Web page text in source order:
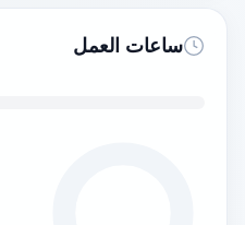
ساعات العمل